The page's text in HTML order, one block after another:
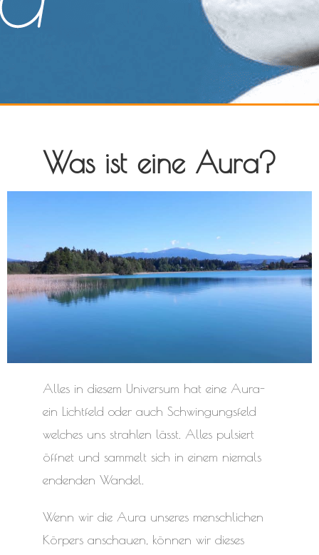
Was ist eine Aura?
Alles in diesem Universum hat eine Aura-
ein Lichtfeld oder auch Schwingungsfeld
welches uns strahlen lässt. Alles pulsiert
öffnet und sammelt sich in einem niemals
endenden Wandel.
Wenn wir die Aura unseres menschlichen
Körpers anschauen, können wir dieses